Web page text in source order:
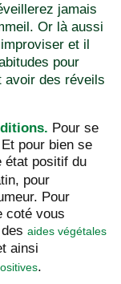
jamais
Or là aussi
et il
pour
avoir des réveils
Pour se
pour bien se
état positif du
pour
Pour
coté vous
aides végétales
ainsi
.